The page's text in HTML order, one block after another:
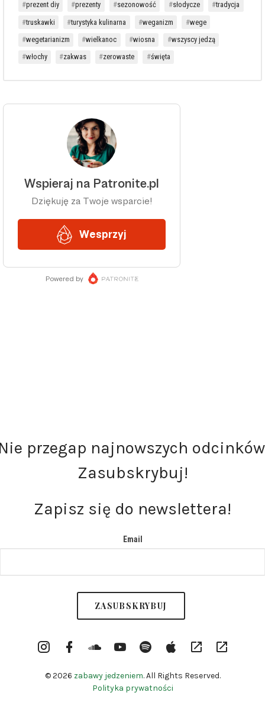
prezent diy
prezenty sezonowość słodycze
tradycja
truskawki
turystyka kulinarna weganizm
wege
wegetarianizm
wielkanoc wiosna
wszyscy jedzą
włochy
zakwas zerowaste święta
przegap najnowszych
Zasubskrybuj!
Zapisz się do newslettera!
Email
Instargram
Profile
Soundcloud
YouTube
Channel
Spotify itunes RSS
© 2026 zabawy jedzeniem. All Rights Reserved.
Polityka prywatności